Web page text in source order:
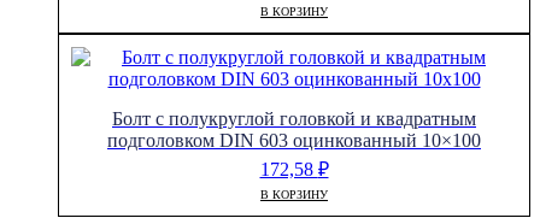
В КОРЗИНУ
Болт с полукруглой головкой и квадратным
подголовком DIN 603 оцинкованный 10×100
172,58 ₽
В КОРЗИНУ